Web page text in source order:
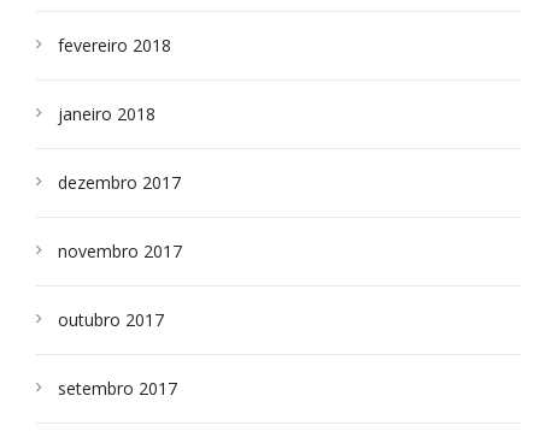
fevereiro 2018
janeiro 2018
dezembro 2017
novembro 2017
outubro 2017
setembro 2017